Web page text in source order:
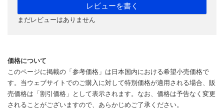
レビューを書く
まだレビューはありません
価格について
このページに掲載の「参考価格」は日本国内における希望小売価格で
す。当ウェブサイトでのご購入に対して特別価格が適用される場合、販
売価格は「割引価格」として表示されます。なお、価格は予告なく変更
されることがございますので、あらかじめご了承ください。